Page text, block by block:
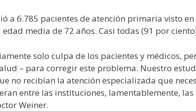
a 6.785 pacientes de atención primaria visto
edad media de 72 años. Casi todas (91 por
solo culpa de los pacientes y médicos,
– para corregir este problema. Nuestro
no recibían la atención especializada que
entre las instituciones, lamentablemente,
Weiner.